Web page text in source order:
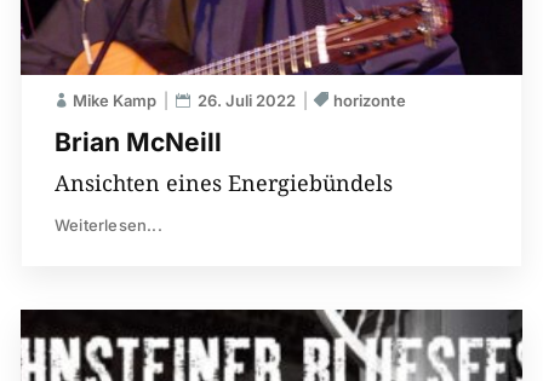
Brian McNeill
Mike Kamp 26. Juli 2022 horizonte
Ansichten eines Energiebündels
Weiterlesen...